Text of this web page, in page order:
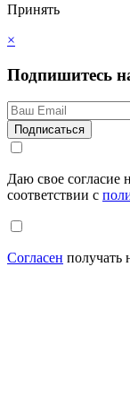
Принять
×
Подпишитесь
Даю свое согласие
соответствии с
Согласен получать